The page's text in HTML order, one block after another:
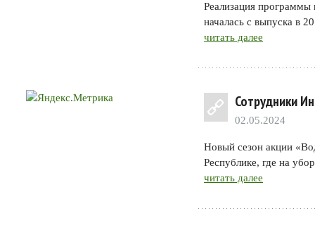
Реализация программы
началась с выпуска в
читать далее
Сотрудники
02.05.2024
Новый сезон акции
Республике, где на
читать далее